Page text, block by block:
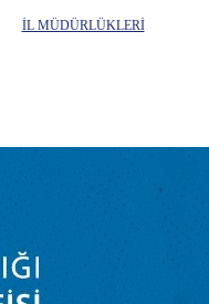
İL MÜDÜRLÜKLERİ